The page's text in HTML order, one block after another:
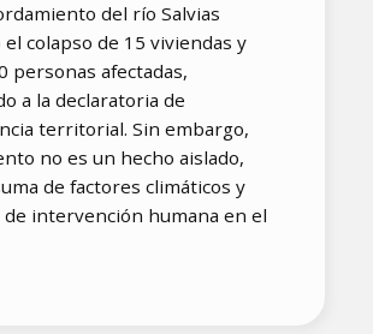
del río Salvias
colapso de 15 viviendas y
personas afectadas,
a la declaratoria de
territorial. Sin embargo,
no es un hecho aislado,
de factores climáticos y
de intervención humana en el